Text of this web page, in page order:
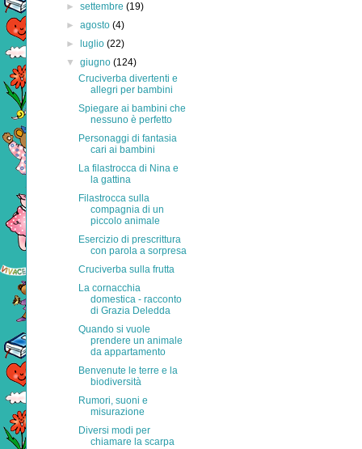
►settembre(19)
►agosto(4)
►
luglio(22)
▼giugno(124)
Cruciverba divertenti e
allegri per bambini
Spiegare ai bambini che
nessuno è perfetto
Personaggi di fantasia
cari ai bambini
La filastrocca di Nina e
la gattina
Filastrocca sulla
compagnia di un
piccolo animale
Esercizio di prescrittura
con parola a sorpresa
Cruciverba sulla frutta
La cornacchia
domestica - racconto
di Grazia Deledda
Quando si vuole
prendere un animale
da appartamento
Benvenute le terre e la
biodiversità
Rumori, suoni e
misurazione
Diversi modi per
chiamare la scarpa